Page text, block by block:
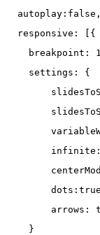
responsive: [{
breakpoint:
settings: {
arrows:
}